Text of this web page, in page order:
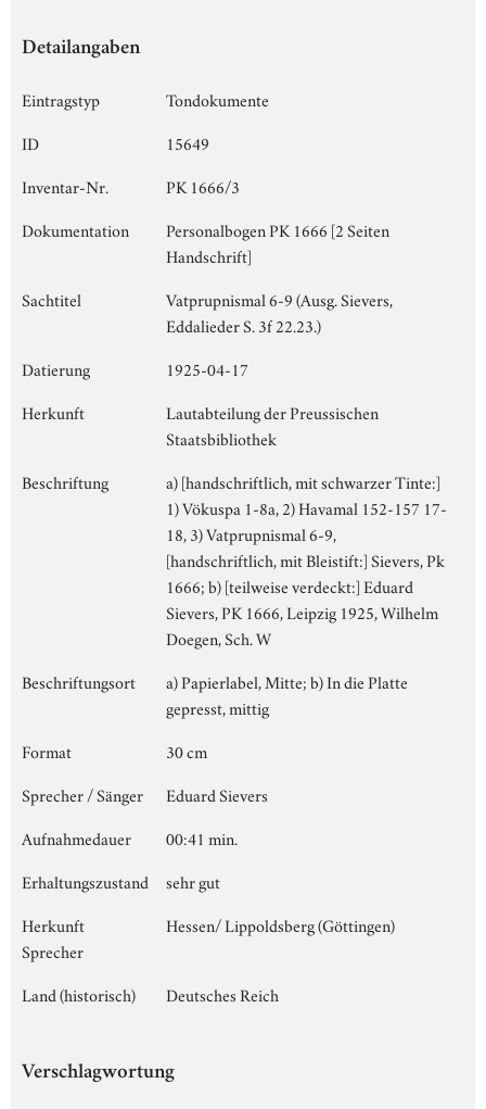
Detailangaben
Eintragstyp
Tondokumente
ID
15649
Inventar-Nr.
PK 1666/3
Dokumentation
Personalbogen PK 1666 [2 Seiten
Handschrift]
Sachtitel
Vatprupnismal 6-9 (Ausg. Sievers,
Eddalieder S. 3f 22.23.)
Datierung
1925-04-17
Herkunft
Lautabteilung der Preussischen
Staatsbibliothek
Beschriftung
a) [handschriftlich, mit schwarzer Tinte:]
1) Vökuspa 1-8a, 2) Havamal 152-157 17-
18, 3) Vatprupnismal 6-9,
[handschriftlich, mit Bleistift:] Sievers, Pk
1666; b) [teilweise verdeckt:] Eduard
Sievers, PK 1666, Leipzig 1925, Wilhelm
Doegen, Sch. W
Beschriftungsort
a) Papierlabel, Mitte; b) In die Platte
gepresst, mittig
Format
30 cm
Sprecher / Sänger
Eduard Sievers
Aufnahmedauer
00:41 min.
Erhaltungszustand
sehr gut
Herkunft
Sprecher
Hessen/ Lippoldsberg (Göttingen)
Land (historisch) Deutsches Reich
Verschlagwortung